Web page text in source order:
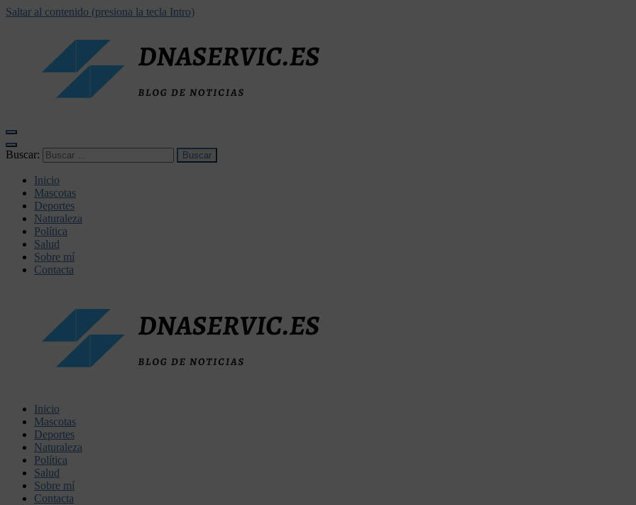
Saltar al contenido (presiona la tecla Intro)
Buscar:
Inicio
Mascotas
Deportes
Naturaleza
Política
Salud
Sobre mí
Contacta
dnaservic.es
Inicio
Mascotas
Deportes
Naturaleza
Política
Salud
Sobre mí
Contacta